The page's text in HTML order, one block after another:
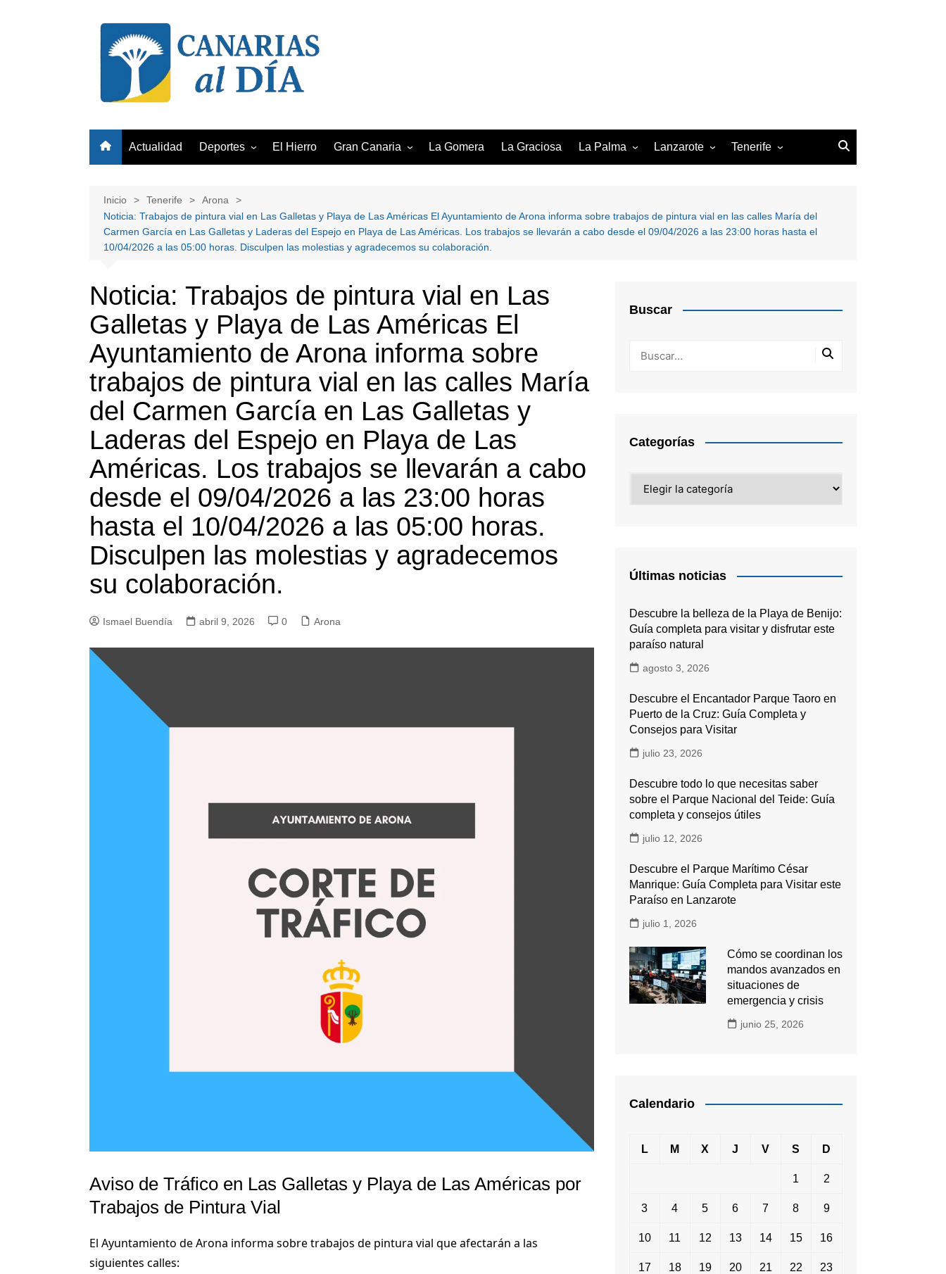
Actualidad Deportes
Unión Deportiva Las Palmas
Club Baloncesto Gran
Canaria
El Hierro Gran Canaria
Santa Lucía de Tirajana
Telde
La Gomera La Graciosa La Palma Lanzarote Tenerife
Santa Cruz de Tenerife
Inicio Tenerife
Arona
Noticia: Trabajos de pintura vial en Las Galletas y Playa de Las Américas El Ayuntamiento de Arona informa sobre trabajos de pintura vial en las calles María del
Carmen García en Las Galletas y Laderas del Espejo en Playa de Las Américas. Los trabajos se llevarán a cabo desde el 09/04/2026 a las 23:00 horas hasta el
10/04/2026 a las 05:00 horas. Disculpen las molestias y agradecemos su colaboración.
Noticia: Trabajos de pintura vial en Las
Galletas y Playa de Las Américas El
Ayuntamiento de Arona informa sobre
trabajos de pintura vial en las calles María
del Carmen García en Las Galletas y
Laderas del Espejo en Playa de Las
Américas. Los trabajos se llevarán a cabo
desde el 09/04/2026 a las 23:00 horas
hasta el 10/04/2026 a las 05:00 horas.
Disculpen las molestias y agradecemos
su colaboración.
Ismael Buendía abril 9, 2026 0 Arona
Aviso de Tráfico en Las Galletas y Playa de Las Américas por
Trabajos de Pintura Vial
El Ayuntamiento de Arona informa sobre trabajos de pintura vial que afectarán a las
siguientes calles:
Buscar
Categorías
Últimas noticias
Descubre la belleza de la Playa de Benijo:
Guía completa para visitar y disfrutar este
paraíso natural
agosto 3, 2026
Descubre el Encantador Parque Taoro en
Puerto de la Cruz: Guía Completa y
Consejos para Visitar
julio 23, 2026
Descubre todo lo que necesitas saber
sobre el Parque Nacional del Teide: Guía
completa y consejos útiles
julio 12, 2026
Descubre el Parque Marítimo César
Manrique: Guía Completa para Visitar este
Paraíso en Lanzarote
julio 1, 2026
Cómo se coordinan los
mandos avanzados en
situaciones de
emergencia y crisis
junio 25, 2026
Calendario
L M X J V S D
1 2
3 4 5 6 7 8 9
10 11 12 13 14 15 16
17 18 19 20 21 22 23